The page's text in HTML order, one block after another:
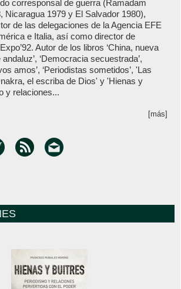
corresponsal de guerra (Ramadam
Nicaragua 1979 y El Salvador 1980),
de las delegaciones de la Agencia EFE
e Italia, así como director de
Autor de los libros ‘China, nueva
andaluz’, ‘Democracia secuestrada’,
amos’, ‘Periodistas sometidos’, 'Las
el escriba de Dios' y 'Hienas y
y relaciones...
[más]